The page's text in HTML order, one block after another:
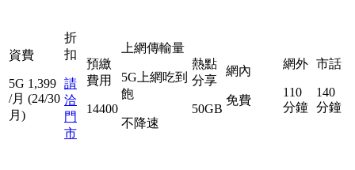
資費
5G 1,399
/月 (24/30
月)
折
扣
請
洽
門
市
預繳
費用
14400
上網傳輸量
5G上網吃到
飽
不降速
熱點
分享
50GB
網內
免費
網外
110
分鐘
市話
140
分鐘